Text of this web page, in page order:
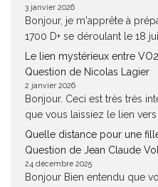
3 janvier 2026
Bonjour, je m'apprête à
1700 D+ se déroulant le 18
Le lien mystérieux entre
Question de Nicolas Lagier
2 janvier 2026
Bonjour. Ceci est très très
que vous laissiez le lien
Quelle distance pour une
Question de Jean Claude
24 décembre 2025
Bonjour Bien entendu que